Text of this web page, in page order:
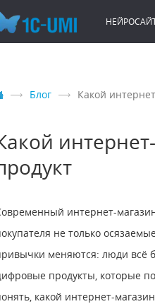
Блог Какой
интернет-
не только
меняются: люди всё
продукты, которые
какой интернет-